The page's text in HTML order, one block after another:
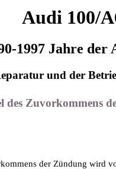
Audi 100/
1997 Jahre der
und der
des Zuvorkommens
der Zündung wird